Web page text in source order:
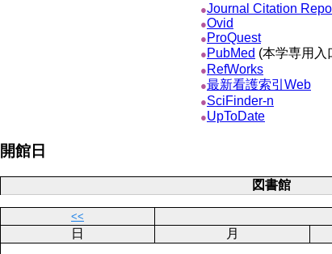
●Journal Citation
●Ovid
● ProQuest
● PubMed (本学専用入
● RefWorks
●最新看護索引Web
●SciFinder-n
●UpToDate
開館日
図書館
<<
日 月